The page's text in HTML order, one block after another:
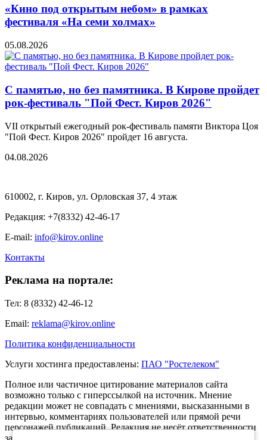
«Кино под открытым небом» в рамках
фестиваля «На семи холмах»
05.08.2026
С памятью, но без памятника. В Кирове пройдет
рок-фестиваль "Пой Фест. Киров 2026"
VII открытый ежегодный рок-фестиваль памяти Виктора Цоя
"Пой Фест. Киров 2026" пройдет 16 августа.
04.08.2026
610002, г. Киров, ул. Орловская 37, 4 этаж
Редакция: +7(8332) 42-46-17
E-mail: info@kirov.online
Контакты
Реклама на портале:
Тел: 8 (8332) 42-46-12
Email: reklama@kirov.online
Политика конфиденциальности
Услуги хостинга предоставлены: ПАО "Ростелеком"
Полное или частичное цитирование материалов сайта
возможно только с гиперссылкой на источник. Мнение
редакции может не совпадать с мнениями, высказанными в
интервью, комментариях пользователей или прямой речи
персонажей публикаций. Редакция не несёт ответственности
за текст комментариев читателей.